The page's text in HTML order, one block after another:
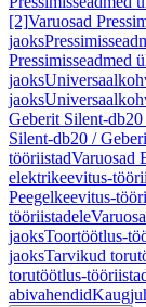
[2]Varuosad
jaoks
Pressimisseadmed
jaoks
jaoks
Geberit Silent-
Silent-db20 /
tööriistadVaruosad
elektrikeevitus-
Peegelkeevitus-
tööriistadele
jaoksToortöötlus-
jaoksTarvikud
torutöötlus-
abivahendid